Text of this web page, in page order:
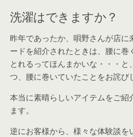
洗濯はできますか？
昨年であったか、唄野さんが店に
ードを紹介されたときは、腰に巻
とれるってほんまかいな・・・と
つ、腰に巻いていたことをお詫び
本当に素晴らしいアイテムをご紹
ます。
逆にお客様から、様々な体験談を